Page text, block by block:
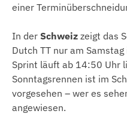
einer
In der Schweiz zeigt das
Dutch TT nur am
Sprint läuft ab 14:50 Uhr
Sonntagsrennen ist im
vorgesehen – wer es
angewiesen.